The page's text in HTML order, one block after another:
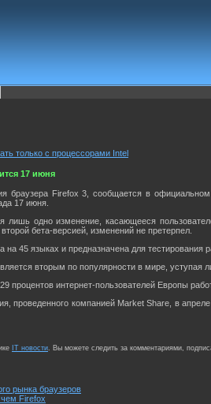
только с процессорами Intel
17 июня
браузера Firefox 3, сообщается в
17 июня.
лишь одно изменение, касающееся
бета-версией, изменений не претерпел.
на 45 языках и предназначена для
вторым по популярности в мире, уступая
процентов интернет-пользователей Европы
проведенного компанией Market Share, в
IT новости. Вы можете следить за комментариями,
рынка браузеров
Firefox